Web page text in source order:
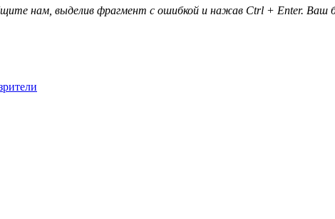
нам, выделив фрагмент с ошибкой и нажав Ctrl + Enter. Ваш